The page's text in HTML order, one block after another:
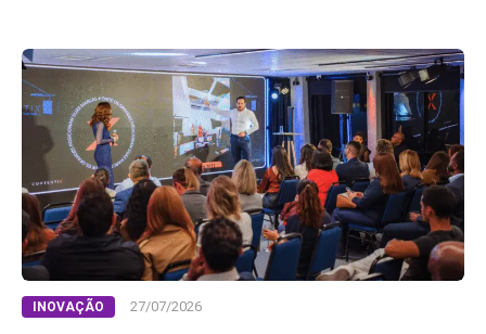
INOVAÇÃO 27/07/2026